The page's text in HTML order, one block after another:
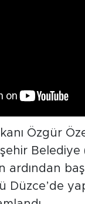
Özgür
Belediye
ardından
Düzce’de